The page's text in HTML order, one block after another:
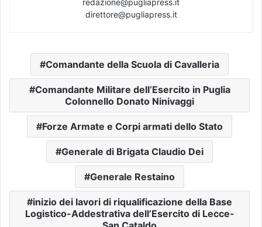
redazione@pugliapress.it
direttore@pugliapress.it
Comandante della Scuola di Cavalleria
Comandante Militare dell’Esercito in Puglia
Colonnello Donato Ninivaggi
Forze Armate e Corpi armati dello Stato
Generale di Brigata Claudio Dei
Generale Restaino
inizio dei lavori di riqualificazione della Base
Logistico-Addestrativa dell’Esercito di Lecce-